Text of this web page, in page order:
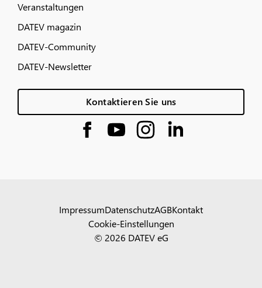
Veranstaltungen
DATEV magazin
DATEV-Community
DATEV-Newsletter
Kontaktieren Sie uns
© 2026 DATEV eG
ImpressumDatenschutzAGBKontakt
Cookie-Einstellungen